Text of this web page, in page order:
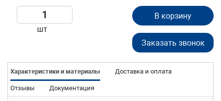
шт
В корзину
Заказать звонок
Характеристики и материалы Доставка и оплата
Отзывы Документация